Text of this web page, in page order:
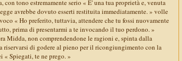
tono estremamente serio « E' una tua proprietà e, venuta
avrebbe dovuto esserti restituita immediatamente. » volle
« Ho preferito, tuttavia, attendere che tu fossi nuovamente
prima di presentarmi a te invocando il tuo perdono. »
Midda, non comprendendone le ragioni e, spinta dalla
riservarsi di godere al pieno per il ricongiungimento con la
« Spiegati, te ne prego. »